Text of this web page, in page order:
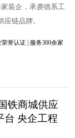
装企，承袭德系工
链品牌。
铁商城供应
台 央企工程